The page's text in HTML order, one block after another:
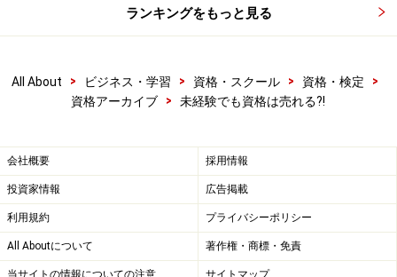
ランキングをもっと見る
All About > ビジネス・学習 > 資格・スクール > 資格・検定
>
資格アーカイブ
> 未経験でも資格は売れる?!
会社概要 採用情報
投資家情報 広告掲載
利用規約 プライバシーポリシー
All Aboutについて 著作権・商標・免責